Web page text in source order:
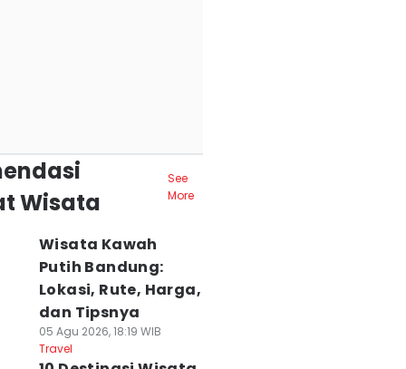
Wisata
See
More
Wisata Kawah
Putih Bandung:
Lokasi, Rute, Harga,
dan Tipsnya
05 Agu 2026, 18:19 WIB
Travel